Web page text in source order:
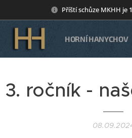
Příští schůze MKHH je
HORNÍ HANYCHOV
3. ročník -